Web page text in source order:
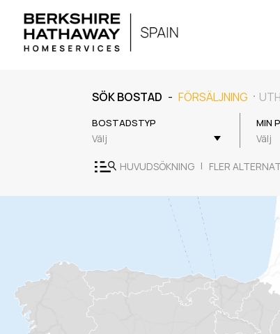
SÖK BOSTAD - FÖRSÄLJNING
BOSTADSTYP
Välj
MIN
Välj
HUVUDSÖKNING | FLER